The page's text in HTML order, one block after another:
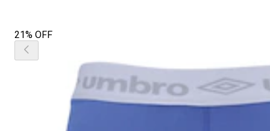
21% OFF